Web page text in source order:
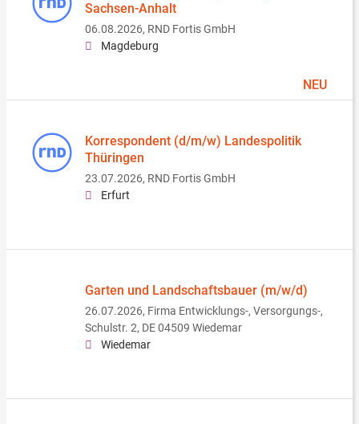
Sachsen-Anhalt
06.08.2026, RND Fortis GmbH
Magdeburg
NEU
Korrespondent (d/m/w) Landespolitik
Thüringen
23.07.2026, RND Fortis GmbH
Erfurt
Garten und Landschaftsbauer (m/w/d)
26.07.2026, Firma Entwicklungs-, Versorgungs-,
Schulstr. 2, DE 04509 Wiedemar
Wiedemar